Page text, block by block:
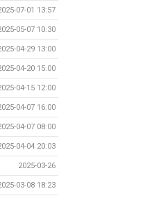
07-01 13:57
05-07 10:30
04-29 13:00
04-20 15:00
04-15 12:00
04-07 16:00
04-07 08:00
04-04 20:03
2025-03-26
03-08 18:23